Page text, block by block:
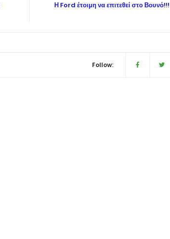
Η Ford έτοιμη να επιτεθεί στο Βουνό!!!
Follow: